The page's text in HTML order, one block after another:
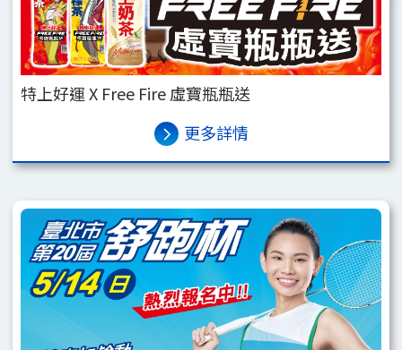
特上好運 X Free Fire 虛寶瓶瓶送
更多詳情